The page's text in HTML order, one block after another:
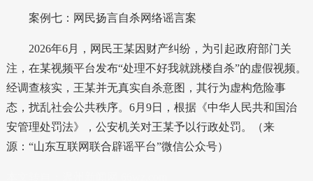
案例七：网民扬言自杀网络谣言案
2026年6月，网民王某因财产纠纷，为引起政府部门关
注，在某视频平台发布“处理不好我就跳楼自杀”的虚假视频。
经调查核实，王某并无真实自杀意图，其行为虚构危险事
态，扰乱社会公共秩序。6月9日，根据《中华人民共和国治
安管理处罚法》，公安机关对王某予以行政处罚。（来
源：“山东互联网联合辟谣平台”微信公众号）